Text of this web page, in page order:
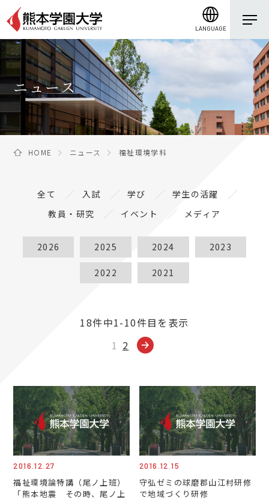
LANGUAGE
ニュース
HOME ニュース 福祉環境学科
全て 入試 学び
学生の活躍
教員・研究
イベント メディア
2026 2025 2024 2023
2022 2021
18件中1-10件目を表示
1 2
2016.12.27
福祉環境論特講（尾ノ上班）
「熊本地震 その時、尾ノ上
2016.12.15
守弘ゼミの球磨郡山江村研修
で地域づくり研修